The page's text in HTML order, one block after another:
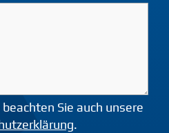
Sie auch unsere
.